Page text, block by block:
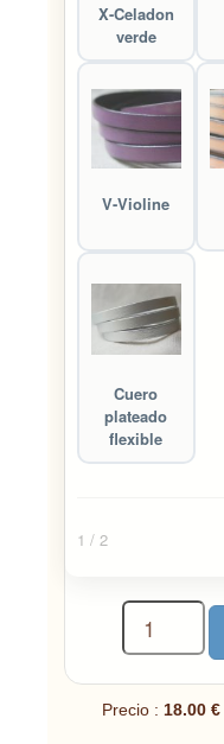
X-Celadon
verde
V-Violine
Cuero
plateado
flexible
1 / 2
Precio : 18.00 €